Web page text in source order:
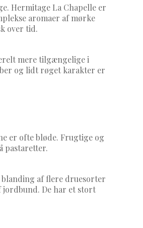
Hermitage La Chapelle er
aromaer af mørke
over tid.
mere tilgængelige i
og lidt røget karakter er
er ofte bløde. Frugtige og
pastaretter.
blanding af flere druesorter
jordbund. De har et stort